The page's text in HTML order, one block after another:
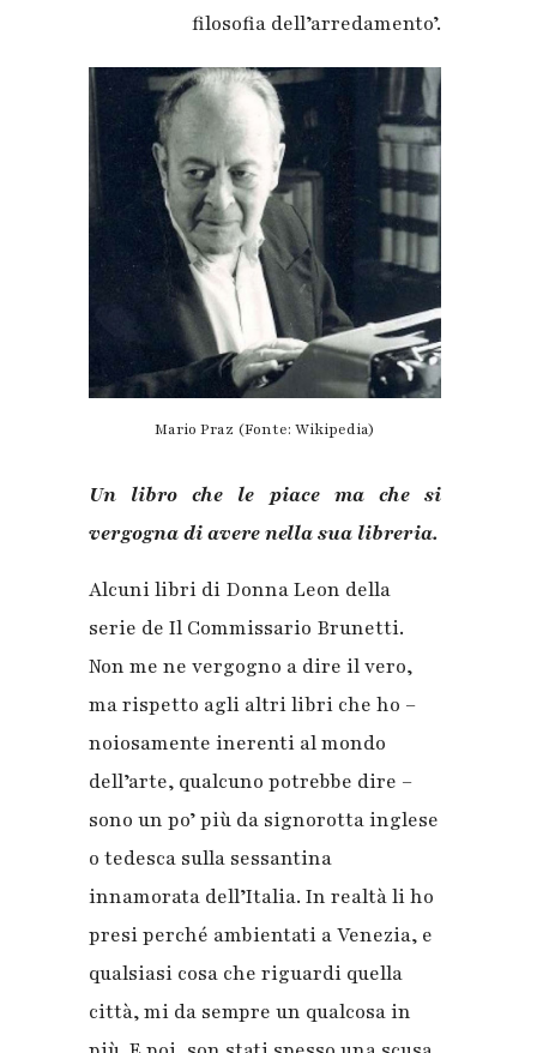
filosofia dell’arredamento’.
Mario Praz (Fonte: Wikipedia)
Un libro che le piace ma che si
vergogna di avere nella sua libreria.
Alcuni libri di Donna Leon della
serie de Il Commissario Brunetti.
Non me ne vergogno a dire il vero,
ma rispetto agli altri libri che ho –
noiosamente inerenti al mondo
dell’arte, qualcuno potrebbe dire –
sono un po’ più da signorottainglese
o tedesca sulla sessantina
innamorata dell’Italia. In realtà li ho
presi perché ambientati a Venezia, e
qualsiasi cosa che riguardi quella
città, mi da sempre un qualcosa in